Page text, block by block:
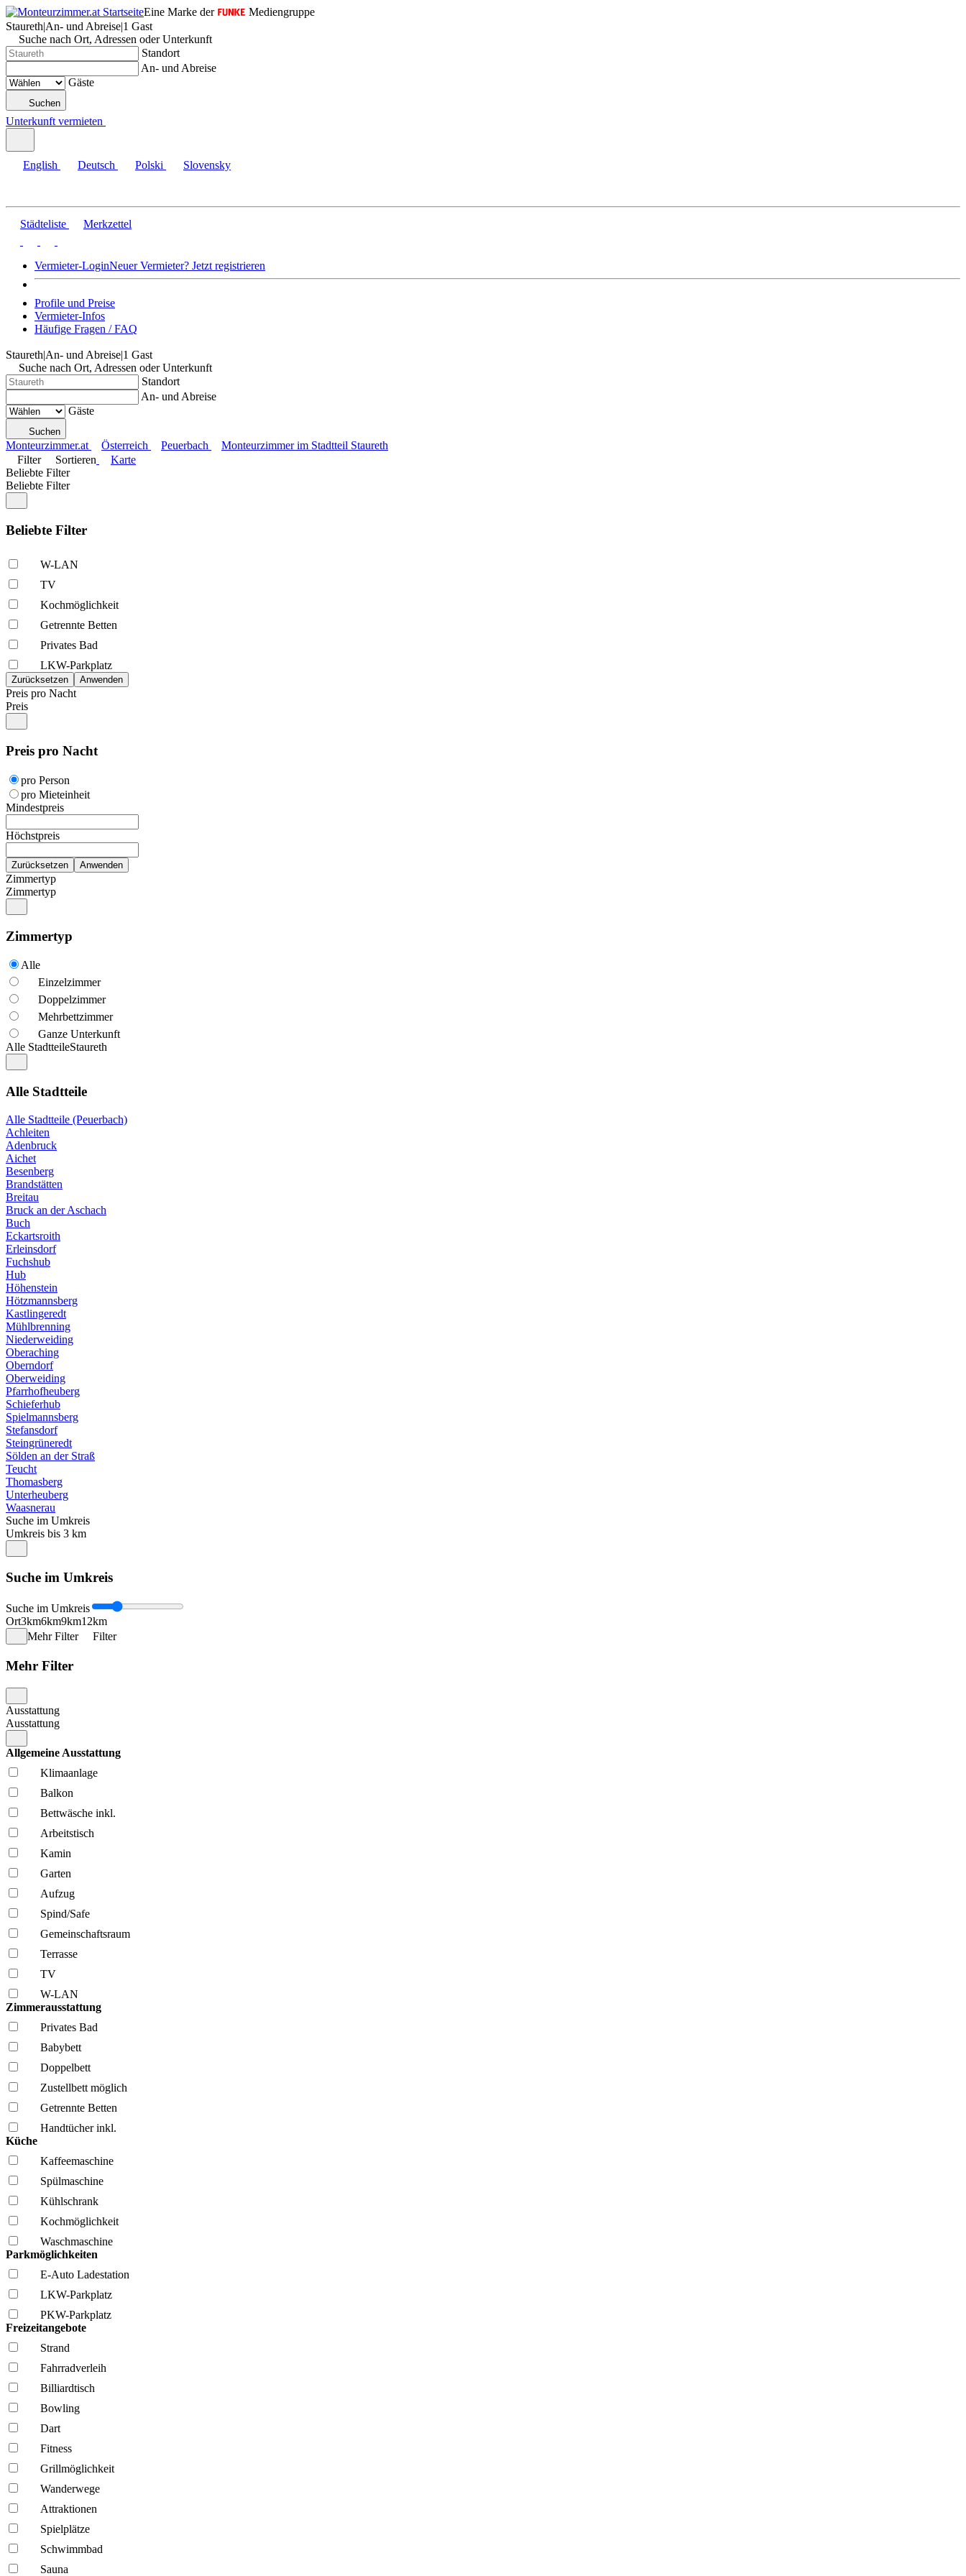
Eine Marke der
Mediengruppe
Staureth|An- und Abreise|1 Gast
Suche nach Ort, Adressen oder Unterkunft
Standort
An- und Abreise
Gäste
Suchen
Unterkunft vermieten
English Deutsch Polski Slovensky
Städteliste Merkzettel
Vermieter-LoginNeuer Vermieter? Jetzt registrieren
Profile und Preise
Vermieter-Infos
Häufige Fragen / FAQ
Staureth|An- und Abreise|1 Gast
Suche nach Ort, Adressen oder Unterkunft
Standort
An- und Abreise
Gäste
Suchen
Monteurzimmer.at Österreich Peuerbach
Monteurzimmer im Stadtteil Staureth
Filter
Sortieren
Karte
Beliebte Filter
Beliebte Filter
Beliebte Filter
W-LAN
TV
Kochmöglich­keit
Getrennte Betten
Privates Bad
LKW-Parkplatz
Preis pro Nacht
Preis
Preis pro Nacht
pro Person
pro Mieteinheit
Mindestpreis
Höchstpreis
Zimmertyp
Zimmertyp
Zimmertyp
Alle
Einzelzimmer
Doppelzimmer
Mehrbettzimmer
Ganze Unterkunft
Alle StadtteileStaureth
Alle Stadtteile
Alle Stadtteile (Peuerbach)
Achleiten
Adenbruck
Aichet
Besenberg
Brandstätten
Breitau
Bruck an der Aschach
Buch
Eckartsroith
Erleinsdorf
Fuchshub
Hub
Höhenstein
Hötzmannsberg
Kastlingeredt
Mühlbrenning
Niederweiding
Oberaching
Oberndorf
Oberweiding
Pfarrhofheuberg
Schieferhub
Spielmannsberg
Stefansdorf
Steingrüneredt
Sölden an der Straß
Teucht
Thomasberg
Unterheuberg
Waasnerau
Suche im Umkreis
Umkreis bis 3 km
Suche im Umkreis
Suche im Umkreis
Ort3km6km9km12km
Mehr Filter
Filter
Mehr Filter
Ausstattung
Ausstattung
Allgemeine Ausstattung
Klima­anlage
Balkon
Bettwäsche inkl.
Arbeitstisch
Kamin
Garten
Aufzug
Spind/Safe
Gemeinschafts­raum
Terrasse
TV
W-LAN
Zimmerausstattung
Privates Bad
Babybett
Doppelbett
Zustellbett möglich
Getrennte Betten
Handtücher inkl.
Küche
Kaffee­maschine
Spül­maschine
Kühl­schrank
Kochmöglich­keit
Wasch­maschine
Parkmöglichkeiten
E-Auto Ladestation
LKW-Parkplatz
PKW-Parkplatz
Freizeitangebote
Strand
Fahrrad­verleih
Billiardtisch
Bowling
Dart
Fitness
Grillmöglich­keit
Wanderwege
Attraktionen
Spielplätze
Schwimmbad
Sauna